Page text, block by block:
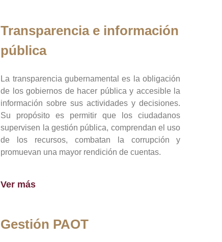
Transparencia e información
pública
La transparencia gubernamental es la obligación
de los gobiernos de hacer pública y accesible la
información sobre sus actividades y decisiones.
Su propósito es permitir que los ciudadanos
supervisen la gestión pública, comprendan el uso
de los recursos, combatan la corrupción y
promuevan una mayor rendición de cuentas.
Ver más
Gestión PAOT